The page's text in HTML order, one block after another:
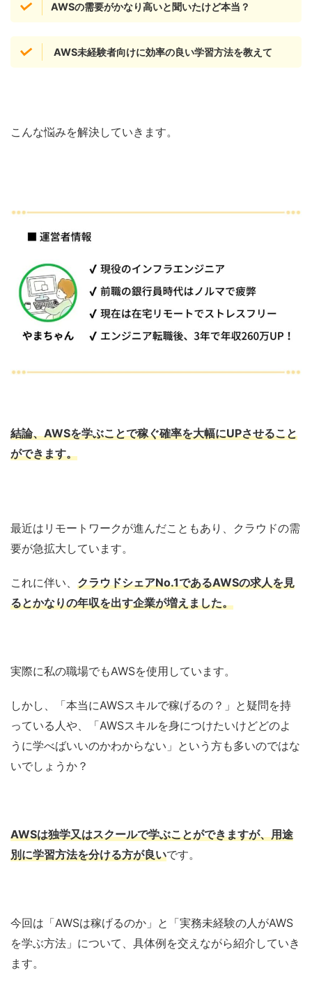
AWSの需要がかなり高いと聞いたけど本当？
AWS未経験者向けに効率の良い学習方法を教えて
こんな悩みを解決していきます。
結論、AWSを学ぶことで稼ぐ確率を大幅にUPさせること
ができます。
最近はリモートワークが進んだこともあり、クラウドの需
要が急拡大しています。
これに伴い、 クラウドシェアNo.1であるAWSの求人を見
るとかなりの年収を出す企業が増えました。
実際に私の職場でもAWSを使用しています。
しかし、「本当にAWSスキルで稼げるの？」と疑問を持
っている人や、「AWSスキルを身につけたいけどどのよ
うに学べばいいのかわからない」という方も多いのではな
いでしょうか？
AWSは独学又はスクールで学ぶことができますが、用途
別に学習方法を分ける方が良いです。
今回は「AWSは稼げるのか」と「実務未経験の人がAWS
を学ぶ方法」について、具体例を交えながら紹介していき
ます。